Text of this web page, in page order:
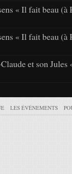
« Il fait beau (à
« Il fait beau (à
et son Jules
LES ÉVÉNEMENTS